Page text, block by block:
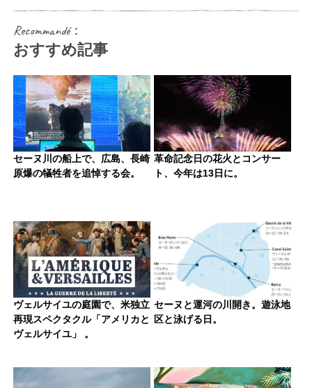
Recommandé：
おすすめ記事
セーヌ川の船上で、広島、長崎
原爆の犠牲者を追悼する会。
革命記念日の花火とコンサー
ト、今年は13日に。
ヴェルサイユの庭園で、米独立
再現スペクタクル「アメリカと
ヴェルサイユ」 。
セーヌと運河の川開き。遊泳地
区と泳げる日。